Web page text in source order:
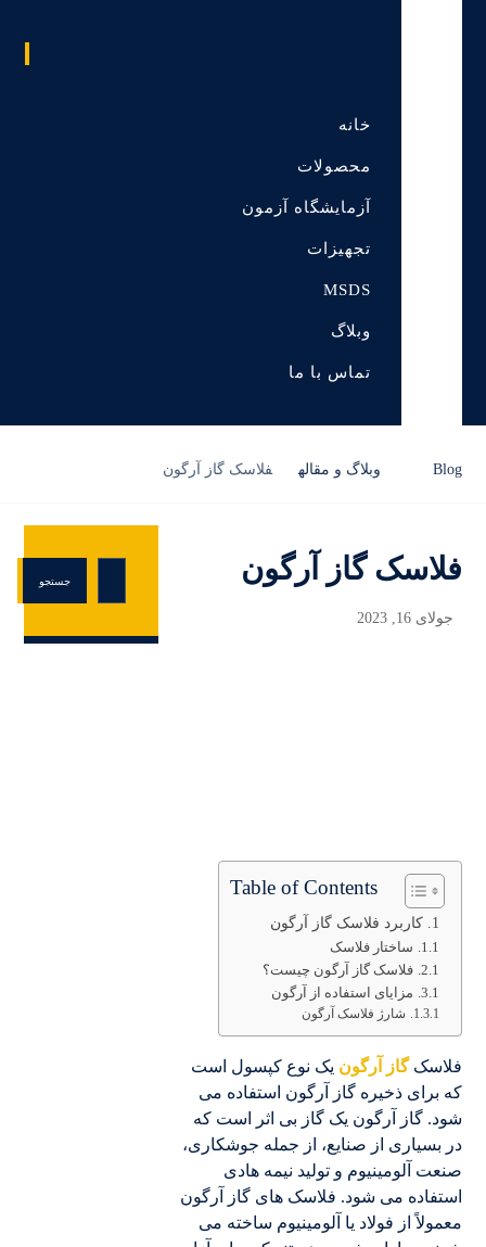
خانه
محصولات
آزمایشگاه آزمون
تجهیزات
MSDS
وبلاگ
تماس با ما
Blog وبلاگ و مقاله فلاسک گاز آرگون
فلاسک گاز آرگون
جولای 16, 2023
Table of Contents
کاربرد فلاسک گاز آرگون
ساختار فلاسک
فلاسک گاز آرگون چیست؟
مزایای استفاده از آرگون
شارژ فلاسک آرگون
فلاسکگاز آرگون یک نوع کپسول است
که برای ذخیره گاز آرگون استفاده می
شود. گاز آرگون یک گاز بی اثر است که
در بسیاری از صنایع، از جمله جوشکاری،
صنعت آلومینیوم و تولید نیمه هادی
استفاده می شود. فلاسک های گاز آرگون
معمولاً از فولاد یا آلومینیوم ساخته می